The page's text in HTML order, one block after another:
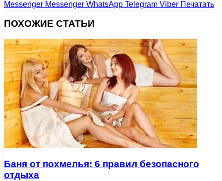
Messenger Messenger WhatsApp Telegram Viber Печатать
ПОХОЖИЕ СТАТЬИ
Баня от похмелья: 6 правил безопасного
отдыха